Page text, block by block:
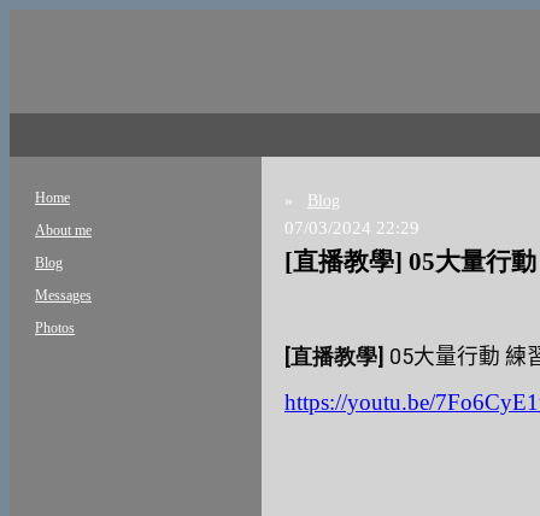
Home
About me
Blog
Messages
Photos
» Blog
07/03/2024 22:29
[直播教學] 05大量行
直播教學 05大量行動 練
https://youtu.be/